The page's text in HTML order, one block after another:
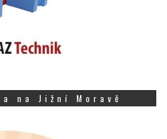
na Jižní Moravě